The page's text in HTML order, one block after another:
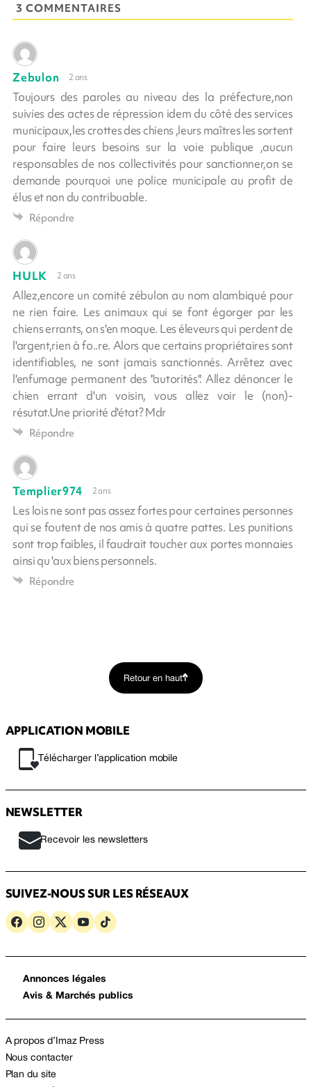
3 COMMENTAIRES
Zebulon 2 ans
Toujours des paroles au niveau des la préfecture,non
suivies des actes de répression idem du côté des services
municipaux,les crottes des chiens ,leurs maîtres les sortent
pour faire leurs besoins sur la voie publique ,aucun
responsables de nos collectivités pour sanctionner,on se
demande pourquoi une police municipale au profit de
élus et non du contribuable.
Répondre
HULK 2 ans
Allez,encore un comité zébulon au nom alambiqué pour
ne rien faire. Les animaux qui se font égorger par les
chiens errants, on s'en moque. Les éleveurs qui perdent de
l'argent,rien à fo..re. Alors que certains propriétaires sont
identifiables, ne sont jamais sanctionnés. Arrêtez avec
l'enfumage permanent des "autorités". Allez dénoncer le
chien errant d'un voisin, vous allez voir le (non)-
résutat.Une priorité d'état? Mdr
Répondre
Templier974 2 ans
Les lois ne sont pas assez fortes pour certaines personnes
qui se foutent de nos amis à quatre pattes. Les punitions
sont trop faibles, il faudrait toucher aux portes monnaies
ainsi qu 'aux biens personnels.
Répondre
Retour en haut
APPLICATION MOBILE
Télécharger l’application mobile
NEWSLETTER
Recevoir les newsletters
SUIVEZ-NOUS SUR LES RÉSEAUX
Annonces légales
Avis & Marchés publics
A propos d’Imaz Press
Nous contacter
Plan du site